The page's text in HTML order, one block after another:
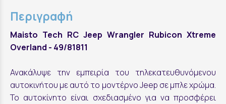
Περιγραφή
Maisto Tech RC Jeep Wrangler Rubicon Xtreme
Overland - 49/81811
Ανακάλυψε την εμπειρία του τηλεκατευθυνόμενου
αυτοκινήτου με αυτό το μοντέρνο Jeep σε μπλε χρώμα.
Το αυτοκίνητο είναι σχεδιασμένο για να προσφέρει